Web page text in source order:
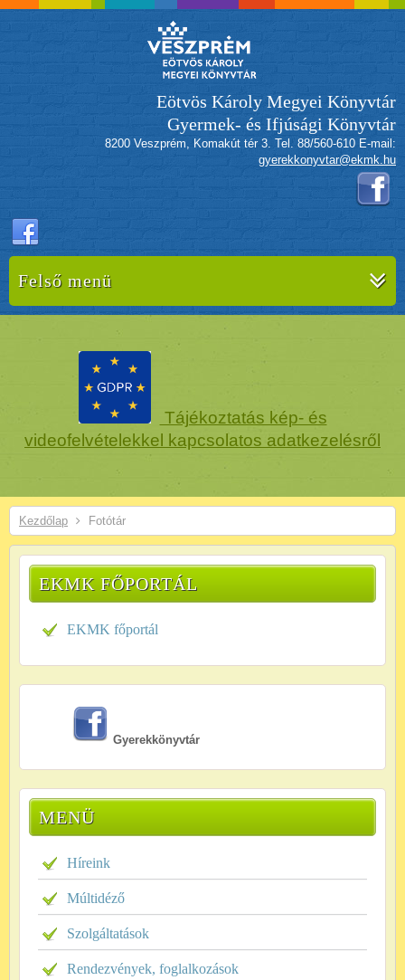
Eötvös Károly Megyei Könyvtár
Gyermek- és Ifjúsági Könyvtár
8200 Veszprém, Komakút tér 3. Tel. 88/560-610 E-mail:
gyerekkonyvtar@ekmk.hu
Felső menü
Tájékoztatás kép- és
videofelvételekkel kapcsolatos adatkezelésről
Kezdőlap Fotótár
EKMK FŐPORTÁL
EKMK főportál
Gyerekkönyvtár
MENÜ
Híreink
Múltidéző
Szolgáltatások
Rendezvények, foglalkozások